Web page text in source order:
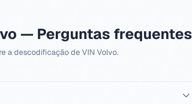
— Perguntas frequentes
a descodificação de VIN Volvo.